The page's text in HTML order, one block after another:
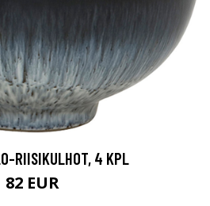
RIISIKULHOT, 4 KPL
82 EUR